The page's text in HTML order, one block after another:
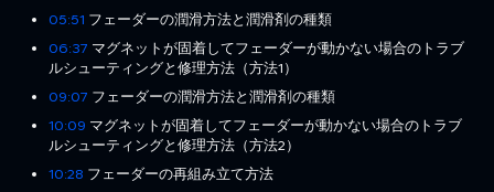
05:51 フェーダーの潤滑方法と潤滑剤の種類
06:37 マグネットが固着してフェーダーが動かない場合のトラブ
ルシューティングと修理方法（方法1）
09:07 フェーダーの潤滑方法と潤滑剤の種類
10:09 マグネットが固着してフェーダーが動かない場合のトラブ
ルシューティングと修理方法（方法2）
10:28 フェーダーの再組み立て方法